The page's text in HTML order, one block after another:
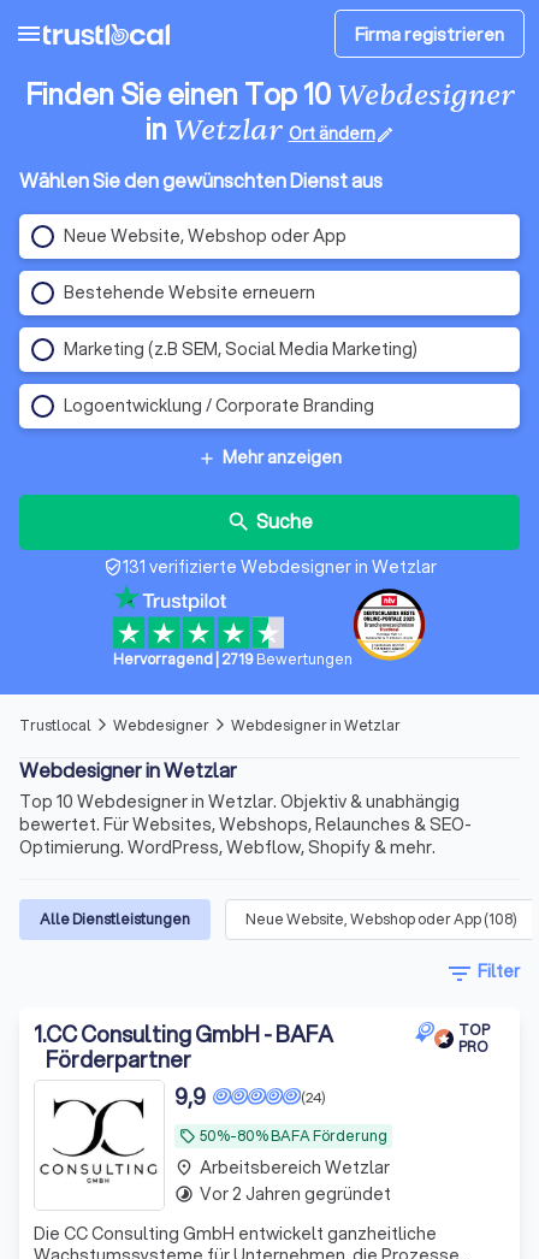
menu Firma registrieren
Finden Sie einen Top 10Webdesigner
in Wetzlar Ort ändernedit
Wählen Sie den gewünschten Dienst aus
Neue Website, Webshop oder App
Bestehende Website erneuern
Marketing (z.B SEM, Social Media Marketing)
Logoentwicklung / Corporate Branding
add Mehr anzeigen
search Suche
verified_user131 verifizierte Webdesigner in Wetzlar
Hervorragend 2719Bewertungen
Trustlocal arrow_forward_ios Webdesigner arrow_forward_ios Webdesigner in Wetzlar
Webdesigner in Wetzlar
Top 10 Webdesigner in Wetzlar. Objektiv & unabhängig
bewertet. Für Websites, Webshops, Relaunches & SEO-
Optimierung. WordPress, Webflow, Shopify & mehr.
Alle Dienstleistungen Neue Website, Webshop oder App(108)
filter_list Filter
1.CC Consulting GmbH - BAFA
Förderpartner
TOP
PRO
local_offer 50%-80% BAFA Förderung
(24)
9,9
Die CC Consulting GmbH entwickelt ganzheitliche
place Arbeitsbereich Wetzlar
timelapse Vor 2 Jahren gegründet